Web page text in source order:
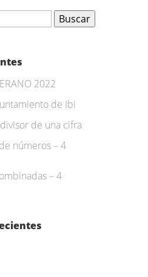
2022
de Ibi
de una cifra
números – 4
– 4